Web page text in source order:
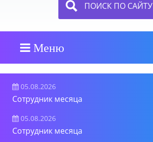
ПОИСК ПО САЙТУ
Меню
05.08.2026
Сотрудник месяца
05.08.2026
Сотрудник месяца